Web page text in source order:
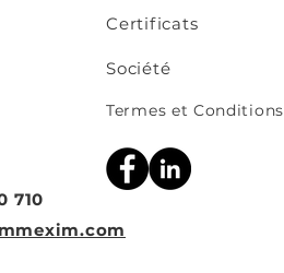
Certificats
Société
Termes et Conditions
710